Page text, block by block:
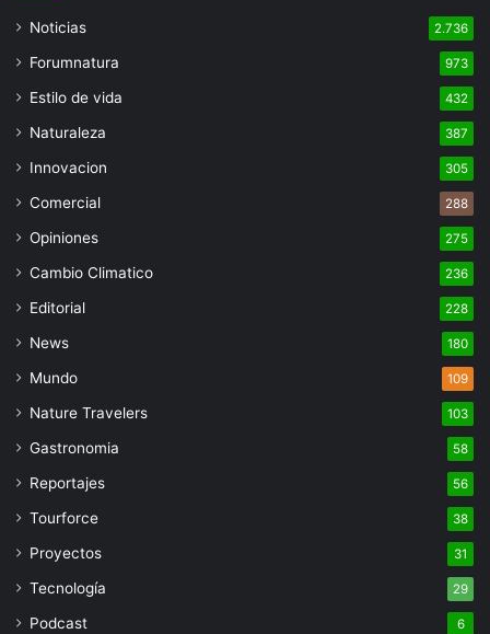
Noticias 2.736
Forumnatura 973
Estilo de vida 432
Naturaleza 387
Innovacion 305
Comercial 288
Opiniones 275
Cambio Climatico 236
Editorial 228
News 180
Mundo 109
Nature Travelers 103
Gastronomia 58
Reportajes 56
Tourforce 38
Proyectos 31
Tecnología 29
Podcast 6